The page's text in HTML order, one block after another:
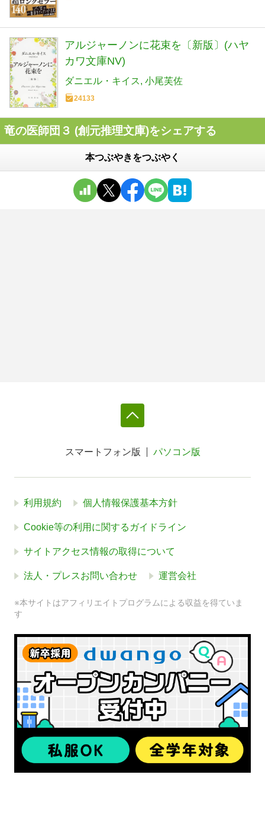
アルジャーノンに花束を〔新版〕(ハヤ
カワ文庫NV)
ダニエル・キイス 小尾芙佐
24133
竜の医師団３ (創元推理文庫)をシェアする
本つぶやきをつぶやく
スマートフォン版 パソコン版
利用規約 個人情報保護基本方針
Cookie等の利用に関するガイドライン
サイトアクセス情報の取得について
法人・プレスお問い合わせ 運営会社
※本サイトはアフィリエイトプログラムによる収益を得ていま
す